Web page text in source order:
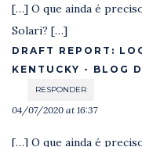
[…] O que ainda é
Solari? […]
DRAFT REPORT:
KENTUCKY - BLOG
RESPONDER
04/07/2020 at 16:37
[…] O que ainda é